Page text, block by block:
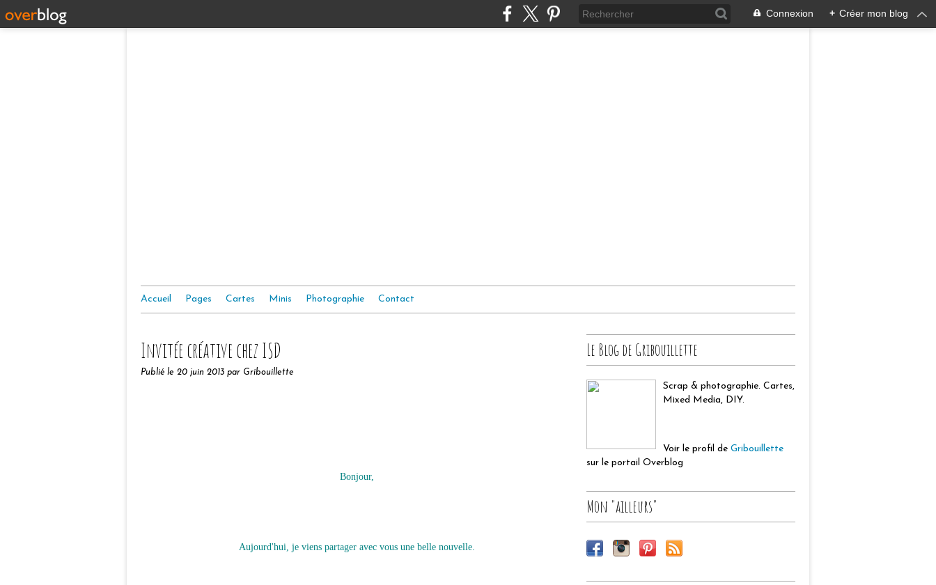
Connexion + Créer mon blog
Accueil Pages Cartes Minis Photographie Contact
Invitée créative chez ISD
Publié le 20 juin 2013 par Gribouillette
Bonjour,
Aujourd'hui, je viens partager avec vous une belle nouvelle.
Le Blog de Gribouillette
Scrap & photographie. Cartes,
Mixed Media, DIY.
Voir le profil de Gribouillette
sur le portail Overblog
Mon "ailleurs"